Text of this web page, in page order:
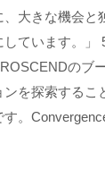
大きな機会と
ています。」
のブ
を探索するこ
。